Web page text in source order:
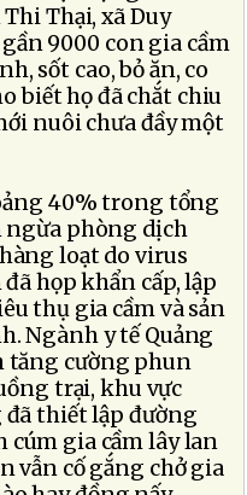
Thại, xã Duy
9000 con gia cầm
sốt cao, bỏ ăn, co
biết họ đã chắt chiu
nuôi chưa đầy một
40% trong tổng
ngừa phòng dịch
loạt do virus
họp khẩn cấp, lập
thụ gia cầm và sản
Ngành y tế Quảng
tăng cường phun
trại, khu vực
đã thiết lập đường
cúm gia cầm lây lan
vẫn cố gắng chở gia